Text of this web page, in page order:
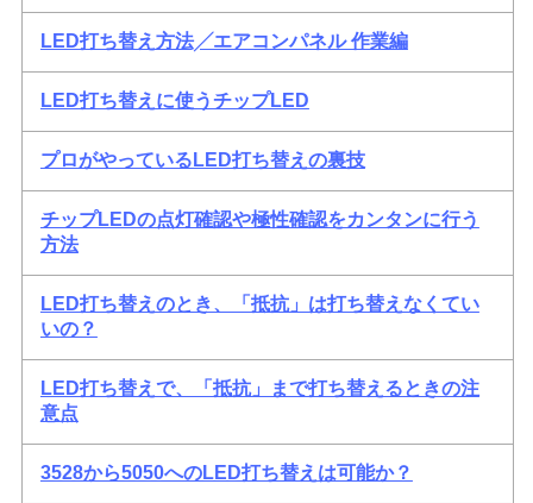
LED打ち替え方法╱エアコンパネル 作業編
LED打ち替えに使うチップLED
プロがやっているLED打ち替えの裏技
チップLEDの点灯確認や極性確認をカンタンに行う
方法
LED打ち替えのとき、「抵抗」は打ち替えなくてい
いの？
LED打ち替えで、「抵抗」まで打ち替えるときの注
意点
3528から5050へのLED打ち替えは可能か？